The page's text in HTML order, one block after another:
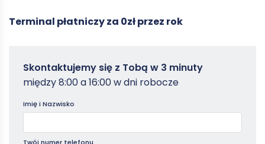
Terminal płatniczy za 0zł przez rok
Zamowterminal
Poradniki
Skontaktujemy się z Tobą w 3 minuty
między 8:00 a 16:00 w dni robocze
Imię i Nazwisko